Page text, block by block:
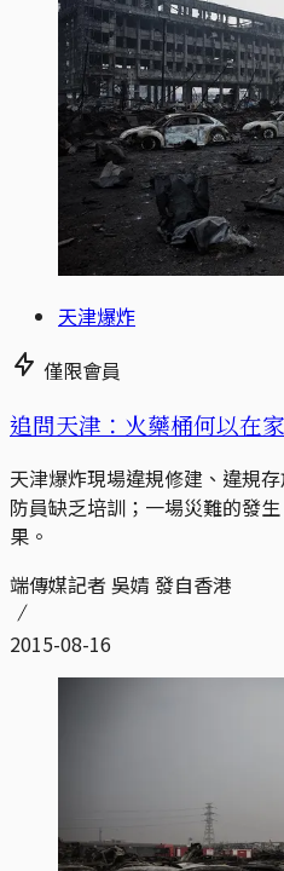
天津爆炸
僅限會員
追問天津：火藥桶何以在
天津爆炸現場違規修建、違規
防員缺乏培訓；一場災難的發
果。
端傳媒記者 吳婧 發自香港
2015-08-16